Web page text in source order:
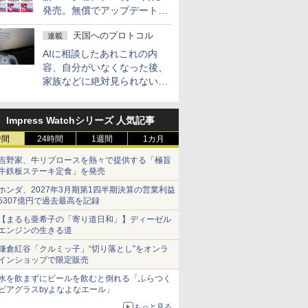
発売。無償でアップデートを
提供する早期購入キャンペー
ンも
連載 天国へのプロトコル
AIに相談したあれこれの内
容、自分がいなくなった後、
家族などに絶対見られないよ
Impress Watchシリーズ 人気記事
24時間 1週間 1カ月
野家、牛リブロースを熱々で提供する「極旨
鉄板ステーキ定食」を発売
ンダ、2027年3月期第1四半期決算の営業利益
億円で過去最高を記録
まるも亜希子の「寄り道日和」】ディーゼル
ンジンの生きる道
倉紅谷「クルミッ子」“切り落とし”をオンラ
ンショップで限定販売
を飲まずにビールを飲むと倒れる「ふらつく
アグラスbyよなよなエール」